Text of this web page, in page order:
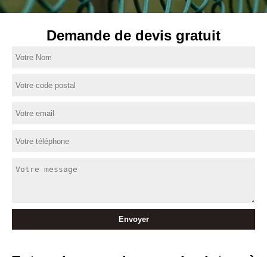
Demande de devis gratuit